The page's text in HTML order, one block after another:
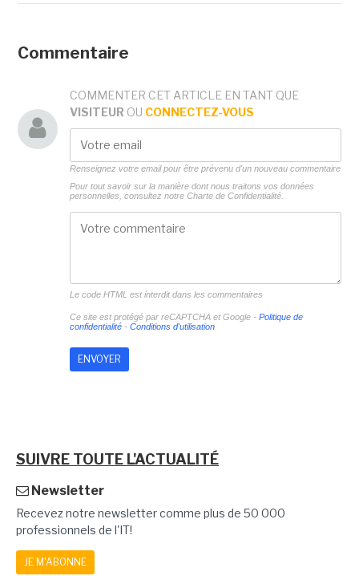
Commentaire
COMMENTER CET ARTICLE EN TANT QUE
VISITEUR OU CONNECTEZ-VOUS
Renseignez votre email pour être prévenu d'un nouveau commentaire
Pour tout savoir sur la manière dont nous traitons vos données
personnelles, consultez notre Charte de Confidentialité.
Le code HTML est interdit dans les commentaires
Ce site est protégé par reCAPTCHA et Google - Politique de
confidentialité- Conditions d'utilisation
SUIVRE TOUTE L'ACTUALITÉ
Newsletter
Recevez notre newsletter comme plus de 50 000
professionnels de l'IT!
JE M'ABONNE